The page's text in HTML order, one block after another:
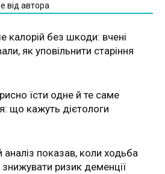
від автора
калорій без шкоди: вчені
як уповільнити старіння
їсти одне й те саме
що кажуть дієтологи
аналіз показав, коли ходьба
ризик деменції